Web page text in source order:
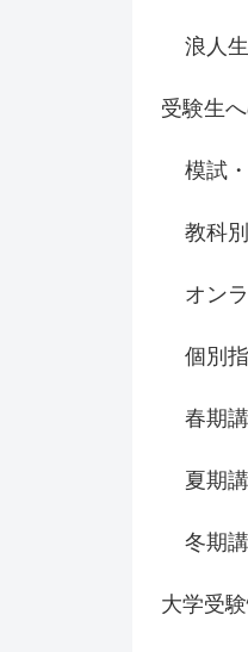
浪人
受験生
模試
教科
オン
個別
春期
夏期
冬期
大学受